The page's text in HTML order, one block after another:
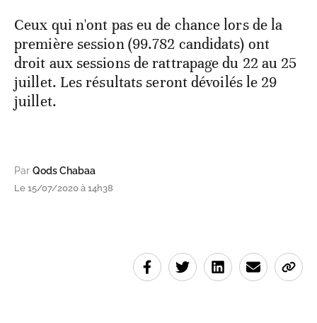
Ceux qui n'ont pas eu de chance lors de la
première session (99.782 candidats) ont
droit aux sessions de rattrapage du 22 au 25
juillet. Les résultats seront dévoilés le 29
juillet.
Par Qods Chabaa
Le 15/07/2020 à 14h38